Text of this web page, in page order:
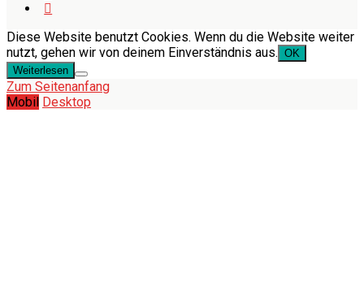
Diese Website benutzt Cookies. Wenn du die Website weiter
nutzt, gehen wir von deinem Einverständnis aus. OK
Weiterlesen
Zum Seitenanfang
Mobil Desktop